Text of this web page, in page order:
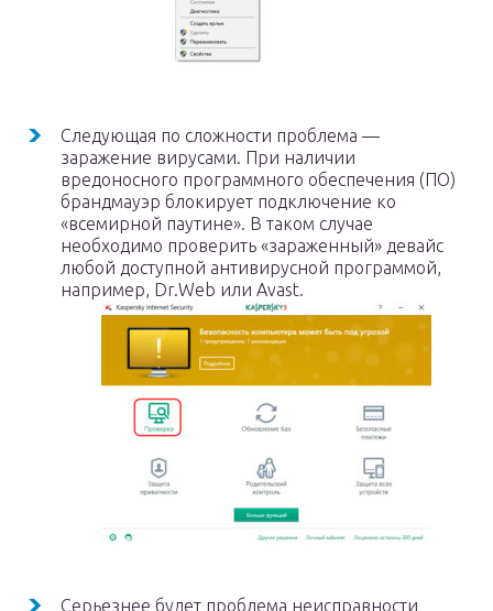
Следующая по сложности проблема —
заражение вирусами. При наличии
вредоносного программного обеспечения (ПО)
брандмауэр блокирует подключение ко
«всемирной паутине». В таком случае
необходимо проверить «зараженный» девайс
любой доступной антивирусной программой,
например, Dr.Web или Avast.
Серьезнее будет проблема неисправности